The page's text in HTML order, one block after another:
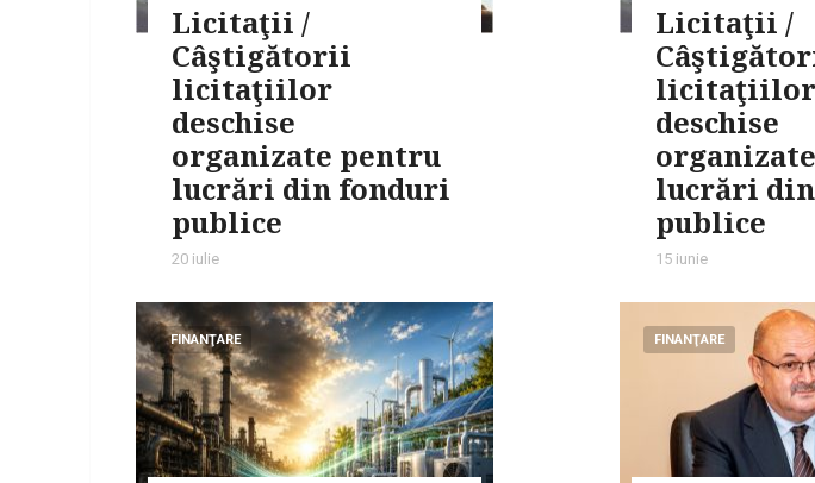
Licitaţii /
Câştigătorii
licitaţiilor
deschise
organizate pentru
lucrări din fonduri
publice
20 iulie
Licitaţii /
licitaţiilor
deschise
lucrări
publice
15 iunie
FINANŢARE FINANŢARE